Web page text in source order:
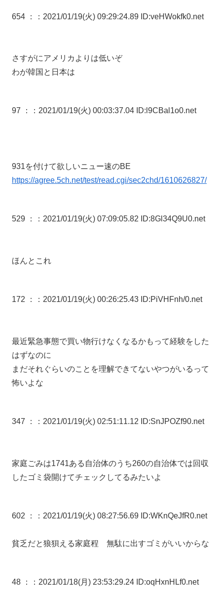
654 ： ：2021/01/19(火) 09:29:24.89 ID:veHWokfk0.net
さすがにアメリカよりは低いぞ
わが韓国と日本は
97 ： ：2021/01/19(火) 00:03:37.04 ID:l9CBal1o0.net
931を付けて欲しいニュー速のBE
https://agree.5ch.net/test/read.cgi/sec2chd/1610626827/
529 ： ：2021/01/19(火) 07:09:05.82 ID:8Gl34Q9U0.net
ほんとこれ
172 ： ：2021/01/19(火) 00:26:25.43 ID:PiVHFnh/0.net
最近緊急事態で買い物行けなくなるかもって経験をした
はずなのに
まだそれぐらいのことを理解できてないやつがいるって
怖いよな
347 ： ：2021/01/19(火) 02:51:11.12 ID:SnJPOZf90.net
家庭ごみは1741ある自治体のうち260の自治体では回収
したゴミ袋開けてチェックしてるみたいよ
602 ： ：2021/01/19(火) 08:27:56.69 ID:WKnQeJfR0.net
貧乏だと狼狽える家庭程 無駄に出すゴミがいいからな
48 ： ：2021/01/18(月) 23:53:29.24 ID:oqHxnHLf0.net